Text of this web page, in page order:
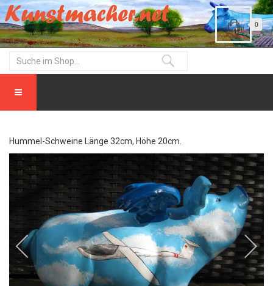
0
Hummel-Schweine Länge 32cm, Höhe 20cm.